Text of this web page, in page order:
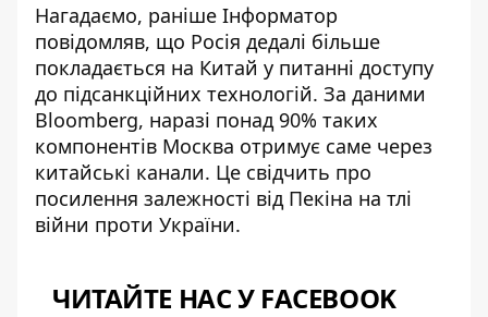
Нагадаємо, раніше Інформатор
повідомляв, що Росія дедалі більше
покладається на Китай у питанні доступу
до підсанкційних технологій. За даними
Bloomberg, наразі понад 90% таких
компонентів Москва отримує саме через
китайські канали. Це свідчить про
посилення залежності від Пекіна на тлі
війни проти України.
ЧИТАЙТЕ НАС У FACEBOOK